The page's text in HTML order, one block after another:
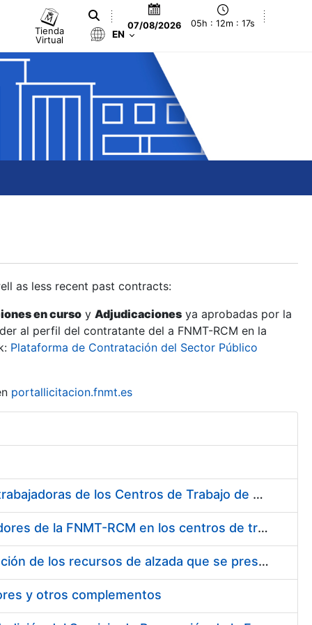
Tienda
Virtual
07/08/2026 05h : 12m : 18s
EN
as less recent past contracts:
en curso y Adjudicaciones ya aprobadas por la
al perfil del contratante del a FNMT-RCM en la
Plataforma de Contratación del Sector Público
portallicitacion.fnmt.es
Suministro de Protectores Auditivos a medida para las personas trabajadoras de los Centros de Trabajo de Madrid y Burgos
Suministro de gafas graduadas antiproyecciones para los trabajadores de la FNMT-RCM en los centros de trabajo de Madrid y Burgos
Servicios de una empresa externa para el asesoramiento y resolución de los recursos de alzada que se presentan relacionados con procesos de selección para la FNMT-RCM
y otros complementos